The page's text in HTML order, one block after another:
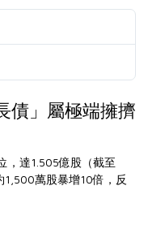
債」屬極端擁擠
，達1.505億股（截至
萬股暴增10倍，反